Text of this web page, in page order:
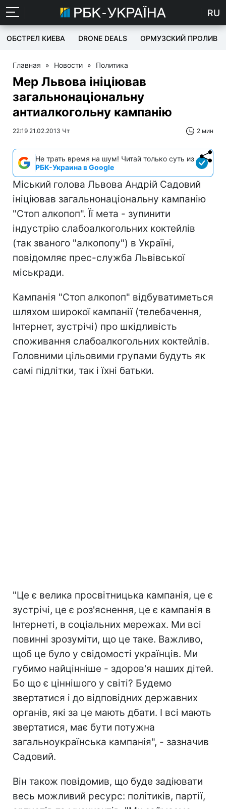
RU
ОБСТРЕЛ КИЕВА DRONE DEALS ОРМУЗСКИЙ ПРОЛИВ
Главная » Новости » Политика
Мер Львова ініціював
загальнонаціональну
антиалкогольну кампанію
22:19 21.02.2013 Чт 2 мин
Не трать время на шум! Читай только суть из
РБК-Украина в Google
Міський голова Львова Андрій Садовий
ініціював загальнонаціональну кампанію
"Стоп алкопоп". Її мета - зупинити
індустрію слабоалкогольних коктейлів
(так званого "алкопопу") в Україні,
повідомляє прес-служба Львівської
міськради.
Кампанія "Стоп алкопоп" відбуватиметься
шляхом широкої кампанії (телебачення,
Інтернет, зустрічі) про шкідливість
споживання слабоалкогольних коктейлів.
Головними цільовими групами будуть як
самі підлітки, так і їхні батьки.
"Це є велика просвітницька кампанія, це є
зустрічі, це є роз'яснення, це є кампанія в
Інтернеті, в соціальних мережах. Ми всі
повинні зрозуміти, що це таке. Важливо,
щоб це було у свідомості українців. Ми
губимо найцінніше - здоров'я наших дітей.
Бо що є ціннішого у світі? Будемо
звертатися і до відповідних державних
органів, які за це мають дбати. І всі мають
звертатися, має бути потужна
загальноукраїнська кампанія", - зазначив
Садовий.
Він також повідомив, що буде задіювати
весь можливий ресурс: політиків, партії,